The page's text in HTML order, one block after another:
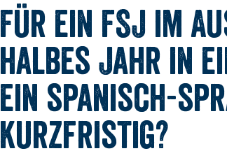
Für ein FSJ im
halbes Jahr in
ein spanisch-
kurzfristig?